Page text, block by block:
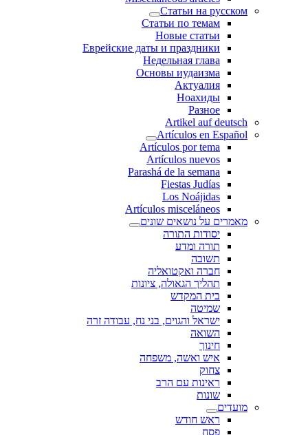
Статьи на русском
Статьи по темам
Новые статьи
Еврейские даты и праздники
Недельная глава
Основы иудаизма
Актуалия
Ноахиды
Разное
Artikel auf deutsch
Artículos en Español
Artículos por tema
Artículos nuevos
Parashá de la semana
Fiestas Judías
Los Noájidas
Artículos misceláneos
מאמרים על נושאים שונים
יסודות התורה
תורה ומדע
תשובה
חברה ואקטואליה
תהליך הגאולה, ציונות
בית המקדש
שמיטה
ישראל והגוים, בני נח, עבודה זרה
השואה
חינוך
איש ואשה, משפחה
צחוק
ראינות עם הרב
שונות
מועדים
ראש חודש
פסח